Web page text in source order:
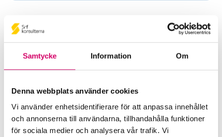
Samtycke Information Om
Denna webbplats använder cookies
Vi använder enhetsidentifierare för att anpassa innehållet
och annonserna till användarna, tillhandahålla funktioner
för sociala medier och analysera vår trafik. Vi
Srf Certifierad Affärsrådgivare
ROI Redovisning AB